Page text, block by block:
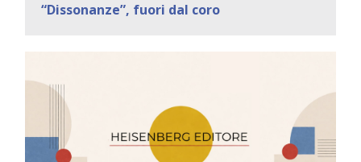
“Dissonanze”, fuori dal coro